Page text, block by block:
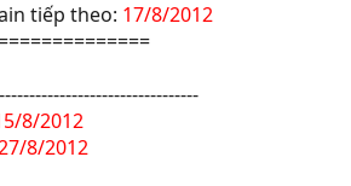
tiếp theo: 17/8/2012
8/2012
8/2012